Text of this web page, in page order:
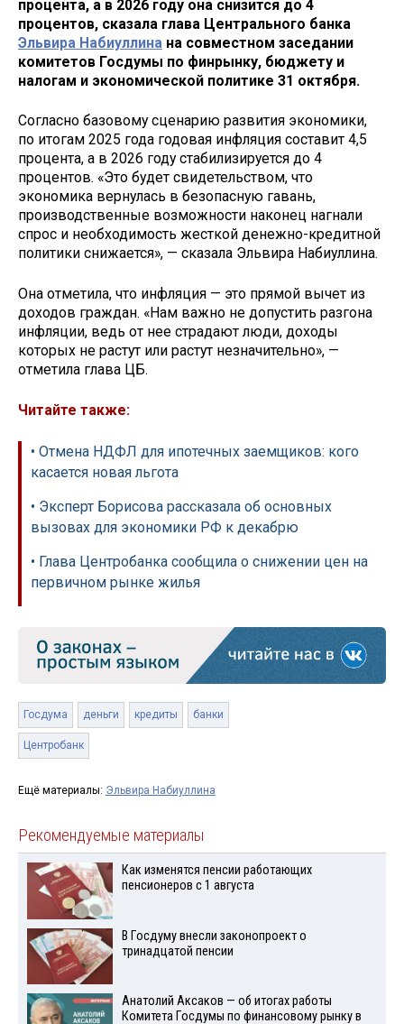
процента, а в 2026 году она снизится до 4
процентов, сказала глава Центрального банка
Эльвира Набиуллина на совместном заседании
комитетов Госдумы по финрынку, бюджету и
налогам и экономической политике 31 октября.
Согласно базовому сценарию развития экономики,
по итогам 2025 года годовая инфляция составит 4,5
процента, а в 2026 году стабилизируется до 4
процентов. «Это будет свидетельством, что
экономика вернулась в безопасную гавань,
производственные возможности наконец нагнали
спрос и необходимость жесткой денежно-кредитной
политики снижается», — сказала Эльвира Набиуллина.
Она отметила, что инфляция — это прямой вычет из
доходов граждан. «Нам важно не допустить разгона
инфляции, ведь от нее страдают люди, доходы
которых не растут или растут незначительно», —
отметила глава ЦБ.
Читайте также:
• Отмена НДФЛ для ипотечных заемщиков: кого
касается новая льгота
• Эксперт Борисова рассказала об основных
вызовах для экономики РФ к декабрю
• Глава Центробанка сообщила о снижении цен на
первичном рынке жилья
Госдума деньги кредиты банки
Центробанк
Ещё материалы: Эльвира Набиуллина
Рекомендуемые материалы
Как изменятся пенсии работающих
пенсионеров с 1 августа
В Госдуму внесли законопроект о
тринадцатой пенсии
Анатолий Аксаков — об итогах работы
Комитета Госдумы по финансовому рынку в